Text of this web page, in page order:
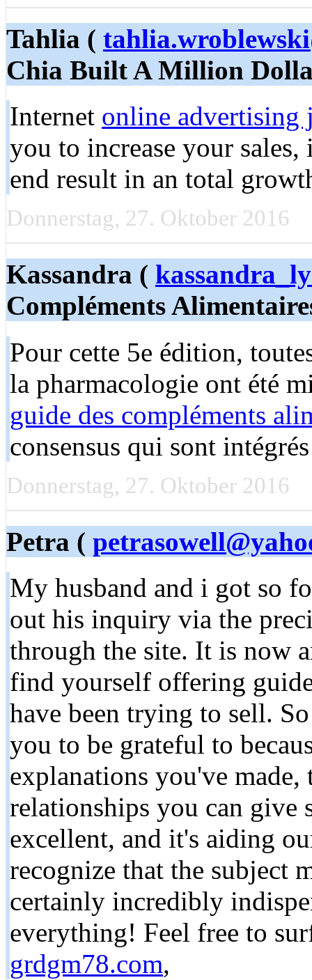
Tahlia (
Chia Built A Million
Internet online advertising
you to increase your
end result in an total
Donnerstag, 27. Oktober 2016
Kassandra (
Compléments
Pour cette 5e édition,
la pharmacologie ont été
guide des compléments
consensus qui sont
Donnerstag, 27. Oktober 2016
Petra (
My husband and i got so
out his inquiry via the
through the site. It is now
find yourself offering
have been trying to sell.
you to be grateful to
explanations you've
relationships you can give
excellent, and it's aiding
recognize that the subject
certainly incredibly
everything! Feel free to
grdgm78.com,